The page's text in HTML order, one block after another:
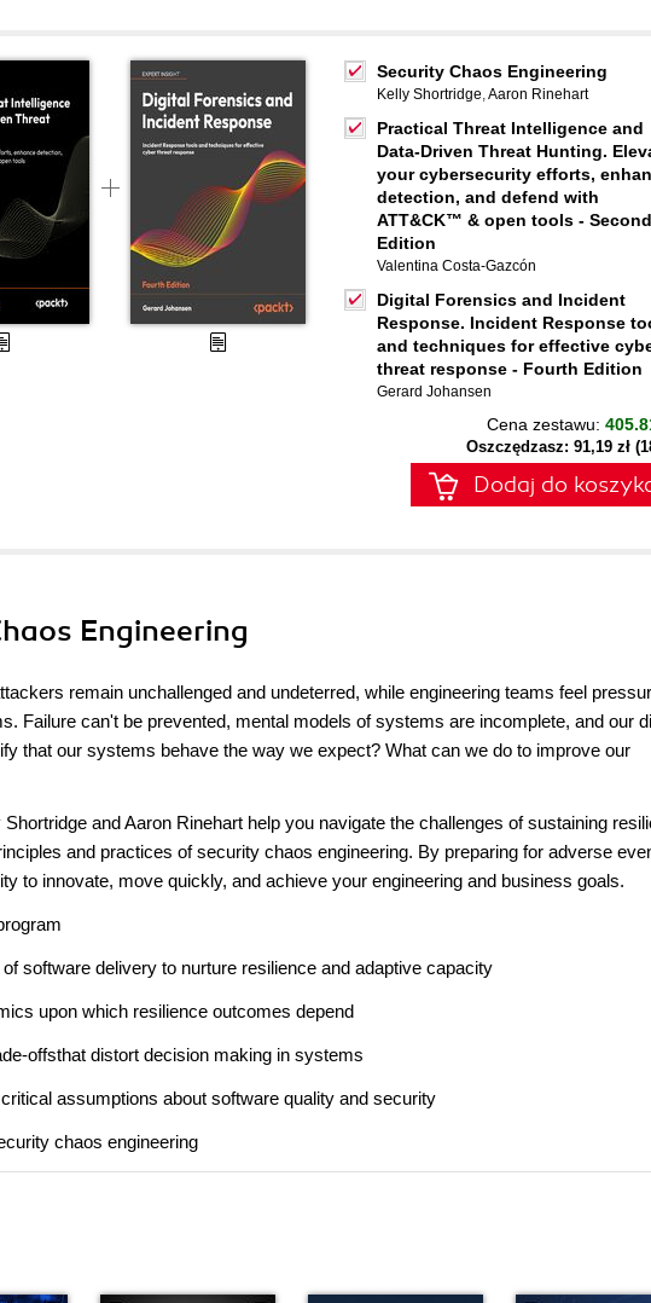
Security Chaos Engineering
Kelly Shortridge,Aaron Rinehart
Practical Threat Intelligence and
Data-Driven Threat Hunting.
your cybersecurity efforts,
detection, and defend with
ATT&CK™ & open tools - Second
Edition
Valentina Costa-Gazcón
Digital Forensics and Incident
Response. Incident Response
and techniques for effective
threat response - Fourth Edition
Gerard Johansen
Cena zestawu:
Oszczędzasz: 91,19 zł
Dodaj do
Engineering
remain unchallenged and undeterred, while engineering teams feel
Failure can't be prevented, mental models of systems are incomplete, and our
that our systems behave the way we expect? What can we do to improve our
and Aaron Rinehart help you navigate the challenges of sustaining
and practices of security chaos engineering. By preparing for adverse
to innovate, move quickly, and achieve your engineering and business goals.
software delivery to nurture resilience and adaptive capacity
upon which resilience outcomes depend
offsthat distort decision making in systems
assumptions about software quality and security
chaos engineering